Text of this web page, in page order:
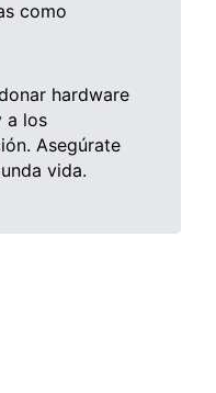
como
hardware
a los
Asegúrate
vida.